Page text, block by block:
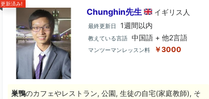
更新済み!
Chunghin先生 イギリス 人
最終更新日 1週間以内
教えている言語 中国語 + 他2言語
マンツーマンレッスン料 ￥3000
巣鴨のカフェやレストラン, 公園, 生徒の自宅(家庭教師), そ